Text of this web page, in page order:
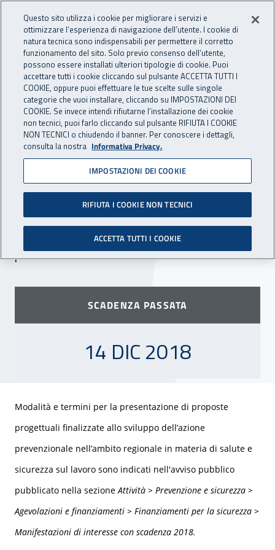
INAIL - Istituto Nazionale
Apri cerca
Navigazione principale
Navigazione - Ti trovi in:
Home Inail comunica Scadenze Scadenza
DR Piemonte:
manifestazione di interesse
per la presentazione di
progetti prevenzionali 2018
Scade il 14 dicembre 2018 il termine di
presentazione delle manifestazioni di interesse.
SCADENZA PASSATA
14 DICEMBRE 2018
14 DIC 2018
Modalità e termini per la presentazione di proposte
progettuali finalizzate allo sviluppo dell’azione
prevenzionale nell’ambito regionale in materia di salute e
sicurezza sul lavoro sono indicati nell'avviso pubblico
pubblicato nella sezione Attività > Prevenzione e sicurezza >
Agevolazioni e finanziamenti > Finanziamenti per la sicurezza >
Manifestazioni di interesse con scadenza 2018.
Questo sito utilizza i cookie per migliorare i servizi e
ottimizzare l’esperienza di navigazione dell’utente. I cookie di
natura tecnica sono indispensabili per permettere il corretto
funzionamento del sito. Solo previo consenso dell’utente,
possono essere installati ulteriori tipologie di cookie. Puoi
accettare tutti i cookie cliccando sul pulsante ACCETTA TUTTI I
COOKIE, oppure puoi effettuare le tue scelte sulle singole
categorie che vuoi installare, cliccando su IMPOSTAZIONI DEI
COOKIE. Se invece intendi rifiutarne l’installazione dei cookie
non tecnici, puoi farlo cliccando sul pulsante RIFIUTA I COOKIE
NON TECNICI o chiudendo il banner. Per conoscere i dettagli,
consulta la nostra Informativa Privacy.
IMPOSTAZIONI DEI COOKIE
RIFIUTA I COOKIE NON TECNICI
ACCETTA TUTTI I COOKIE